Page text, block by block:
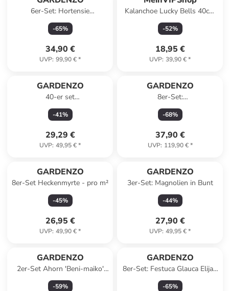
6er-Set: Hortensie
(Hydrangea macrophylla) in
Weiß
-65%
34,90 €
UVP: 99,90 €*
Kalanchoe Lucky Bells 40cm
Rarität
-52%
18,95 €
UVP: 39,90 €*
GARDENZO
40-er set
Erdbeerfrigopflanzen
-41%
29,29 €
UVP: 49,95 €*
GARDENZO
8er-Set:
Vitaminpflanzenmischung in
Bunt
-68%
37,90 €
UVP: 119,90 €*
GARDENZO
8er-Set Heckenmyrte - pro m²
-45%
26,95 €
UVP: 49,90 €*
GARDENZO
3er-Set: Magnolien in Bunt
-44%
27,90 €
UVP: 49,95 €*
GARDENZO
2er-Set Ahorn 'Beni-maiko'
50-70cm 3L Topf
-59%
GARDENZO
8er-Set: Festuca Glauca Elijah
Blue in Blau
-65%